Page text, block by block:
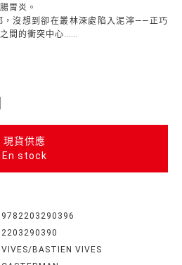
胃炎。
，沒想到卻在叢林深處陷入泥濘——正巧
間的衝突中心……
現貨供應
En stock
9782203290396
2203290390
VIVES/BASTIEN VIVES